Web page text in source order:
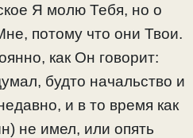
Я молю Тебя, но о
потому что они Твои.
как Он говорит:
будто начальство и
и в то время как
не имел, или опять